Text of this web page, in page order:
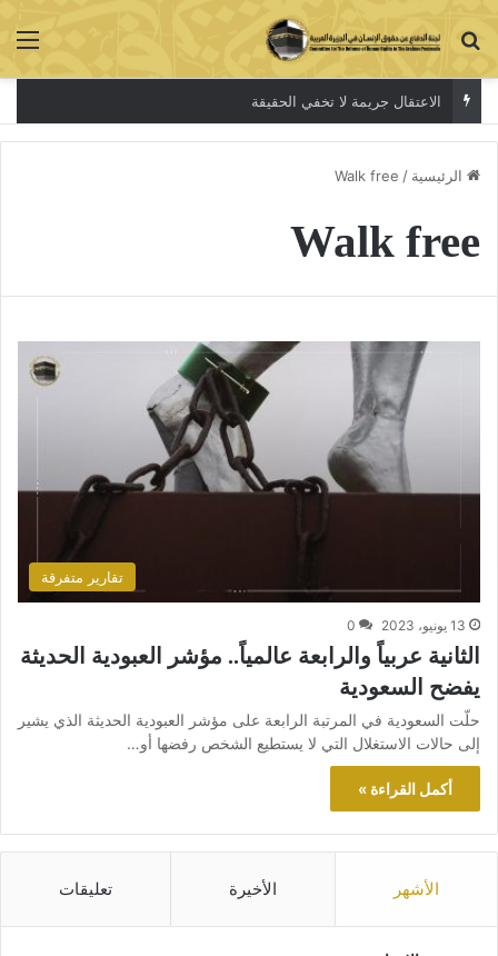
بحث عن
الاعتقال جريمة لا تخفي الحقيقة
الرئيسية /
Walk free
Walk free
تقارير متفرقة
13 يونيو، 2023 0
الثانية عربياً والرابعة عالمياً.. مؤشر العبودية الحديثة
يفضح السعودية
حلّت السعودية في المرتبة الرابعة على مؤشر العبودية الحديثة الذي يشير
إلى حالات الاستغلال التي لا يستطيع الشخص رفضها أو…
أكمل القراءة »
الأشهر الأخيرة تعليقات